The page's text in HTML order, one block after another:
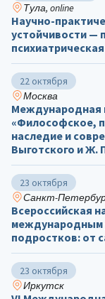
Тула, online
Научно-
устойчивости —
22 октября
Москва
Международная
«Философское,
наследие и
Выготского и Ж.
23 октября
Санкт-
Всероссийская
международным
подростков: от
23 октября
Иркутск